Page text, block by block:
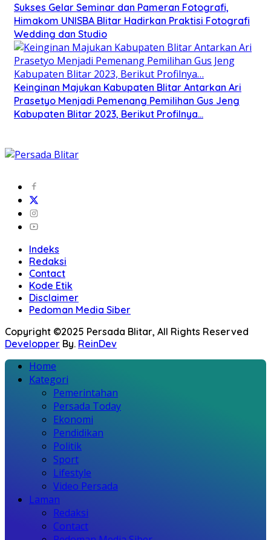
Sukses Gelar Seminar dan Pameran Fotografi,
Himakom UNISBA Blitar Hadirkan Praktisi Fotografi
Wedding dan Studio
Keinginan Majukan Kabupaten Blitar Antarkan Ari
Prasetyo Menjadi Pemenang Pemilihan Gus Jeng
Kabupaten Blitar 2023, Berikut Profilnya…
Indeks
Redaksi
Contact
Kode Etik
Disclaimer
Pedoman Media Siber
Copyright ©2025 Persada Blitar, All Rights Reserved
Developper By. ReinDev
Home
Kategori
Pemerintahan
Persada Today
Ekonomi
Pendidikan
Politik
Sport
Lifestyle
Video Persada
Laman
Redaksi
Contact